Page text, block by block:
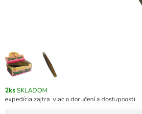
2ksSKLADOM
expedícia zajtra viac o doručení a dostupnosti